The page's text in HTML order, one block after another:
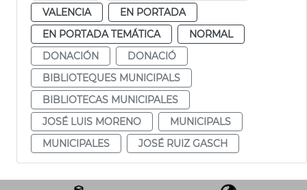
VALENCIA
EN PORTADA
EN PORTADA TEMÁTICA
NORMAL
DONACIÓN
DONACIÓ
BIBLIOTEQUES MUNICIPALS
BIBLIOTECAS MUNICIPALES
JOSÉ LUIS MORENO
MUNICIPALS
MUNICIPALES
JOSÉ RUIZ GASCH